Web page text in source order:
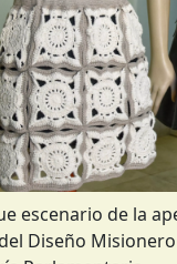
escenario de la
Diseño